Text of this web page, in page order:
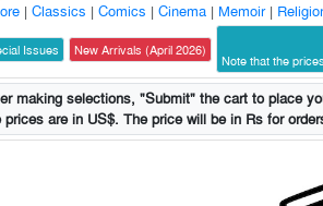
| Classics | Comics | Cinema | Memoir|
Issues New Arrivals (April 2026)
Note that the
making selections, "Submit" the cart to place
prices are in US$. The price will be in Rs for